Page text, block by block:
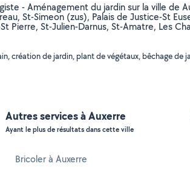
- Aménagement du jardin sur la ville de
St-Simeon (zus), Palais de Justice-St
Pierre, St-Julien-Darnus, St-Amatre, Les
de jardin, plant de végétaux, bêchage de
Autres services à Auxerre
Ayant le plus de résultats dans cette ville
Bricoler à Auxerre